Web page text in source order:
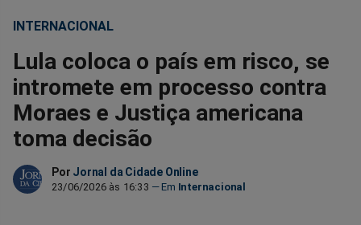
Compartilhar
no
Facebook
Compartilhar
no
Whatsapp
no
Twitter
no
Messenger
no
Telegram
no
INTERNACIONAL
Lula coloca o país em risco, se
intromete em processo contra
Moraes e Justiça americana
toma decisão
Por Jornal da Cidade Online
23/06/2026 às 16:33 Internacional